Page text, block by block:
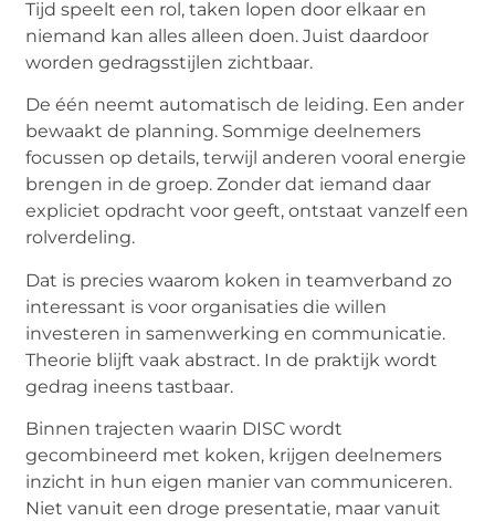
Tijd speelt een rol, taken lopen door elkaar en
niemand kan alles alleen doen. Juist daardoor
worden gedragsstijlen zichtbaar.
De één neemt automatisch de leiding. Een ander
bewaakt de planning. Sommige deelnemers
focussen op details, terwijl anderen vooral energie
brengen in de groep. Zonder dat iemand daar
expliciet opdracht voor geeft, ontstaat vanzelf een
rolverdeling.
Dat is precies waarom koken in teamverband zo
interessant is voor organisaties die willen
investeren in samenwerking en communicatie.
Theorie blijft vaak abstract. In de praktijk wordt
gedrag ineens tastbaar.
Binnen trajecten waarin DISC wordt
gecombineerd met koken, krijgen deelnemers
inzicht in hun eigen manier van communiceren.
Niet vanuit een droge presentatie, maar vanuit